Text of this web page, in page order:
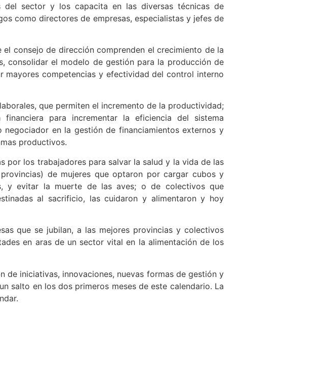
sector y los capacita en las diversas técnicas de
como directores de empresas, especialistas y jefes de
consejo de dirección comprenden el crecimiento de la
consolidar el modelo de gestión para la producción de
competencias y efectividad del control interno
que permiten el incremento de la productividad;
para incrementar la eficiencia del sistema
en la gestión de financiamientos externos y
productivos.
por los trabajadores para salvar la salud y la vida de las
de mujeres que optaron por cargar cubos y
y evitar la muerte de las aves; o de colectivos que
al sacrificio, las cuidaron y alimentaron y hoy
que se jubilan, a las mejores provincias y colectivos
en aras de un sector vital en la alimentación de los
iniciativas, innovaciones, nuevas formas de gestión y
salto en los dos primeros meses de este calendario. La